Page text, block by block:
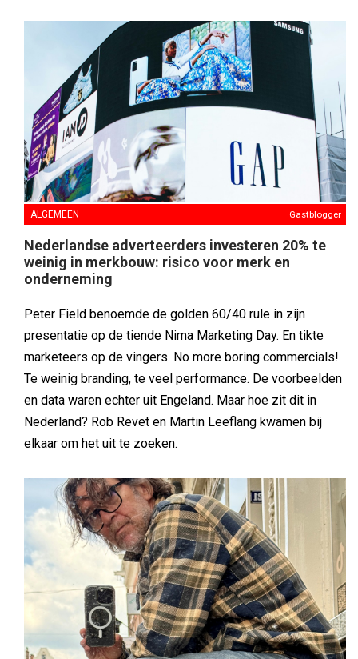
ALGEMEEN Gastblogger
Nederlandse adverteerders investeren 20% te
weinig in merkbouw: risico voor merk en
onderneming
Peter Field benoemde de golden 60/40 rule in zijn
presentatie op de tiende Nima Marketing Day. En tikte
marketeers op de vingers. No more boring commercials!
Te weinig branding, te veel performance. De voorbeelden
en data waren echter uit Engeland. Maar hoe zit dit in
Nederland? Rob Revet en Martin Leeflang kwamen bij
elkaar om het uit te zoeken.